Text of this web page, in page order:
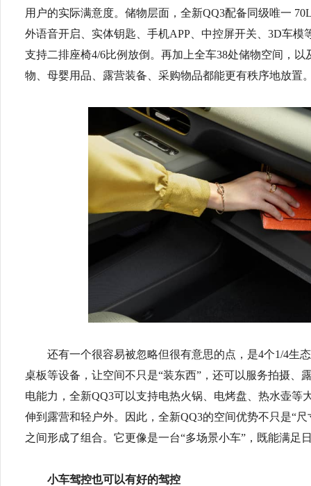
用户的实际满意度。储物层面，全新QQ3配备同级唯一
外语音开启、实体钥匙、手机APP、中控屏开关、3D车模
支持二排座椅4/6比例放倒。再加上全车38处储物空间，
物、母婴用品、露营装备、采购物品都能更有秩序地放置
还有一个很容易被忽略但很有意思的点，是4个1/4生
桌板等设备，让空间不只是“装东西”，还可以服务拍摄、
电能力，全新QQ3可以支持电热火锅、电烤盘、热水壶等
伸到露营和轻户外。因此，全新QQ3的空间优势不只是“
之间形成了组合。它更像是一台“多场景小车”，既能满足
小车驾控也可以有好的驾控